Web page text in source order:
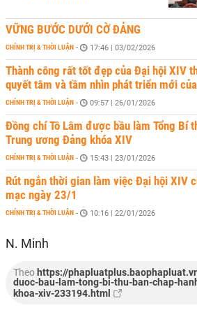
VỮNG BƯỚC DƯỚI CỜ ĐẢNG
CHÍNH TRỊ & THỜI LUẬN - 17:46 | 03/02/2026
Thành công rất tốt đẹp của Đại hội XIV
quyết tâm và tầm nhìn phát triển mới
CHÍNH TRỊ & THỜI LUẬN - 09:57 | 26/01/2026
Đồng chí Tô Lâm được bầu làm Tổng Bí
Trung ương Đảng khóa XIV
CHÍNH TRỊ & THỜI LUẬN - 15:43 | 23/01/2026
Rút ngắn thời gian làm việc Đại hội XIV
mạc ngày 23/1
CHÍNH TRỊ & THỜI LUẬN - 10:16 | 22/01/2026
N. Minh
Theohttps://
duoc-bau-lam-tong-bi-thu-ban-chap-
khoa-xiv-233194.html